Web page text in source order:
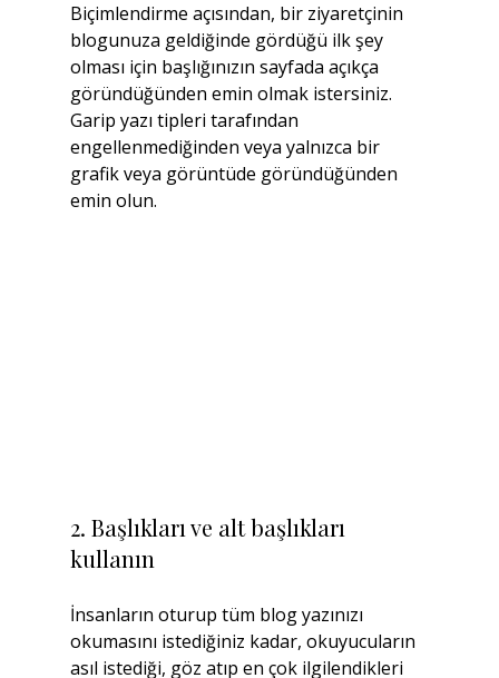
Biçimlendirme açısından, bir ziyaretçinin
blogunuza geldiğinde gördüğü ilk şey
olması için başlığınızın sayfada açıkça
göründüğünden emin olmak istersiniz.
Garip yazı tipleri tarafından
engellenmediğinden veya yalnızca bir
grafik veya görüntüde göründüğünden
emin olun.
2. Başlıkları ve alt başlıkları
kullanın
İnsanların oturup tüm blog yazınızı
okumasını istediğiniz kadar, okuyucuların
asıl istediği, göz atıp en çok ilgilendikleri